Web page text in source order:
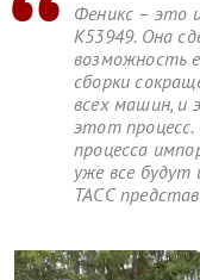
Феникс – это
К53949. Она
возможность
сборки
всех машин, и
этот
процесса
уже все
ТАСС